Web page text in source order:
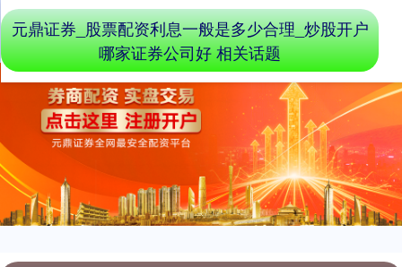
元鼎证券_股票配资利息一般是多少合理_炒股开户
哪家证券公司好 相关话题